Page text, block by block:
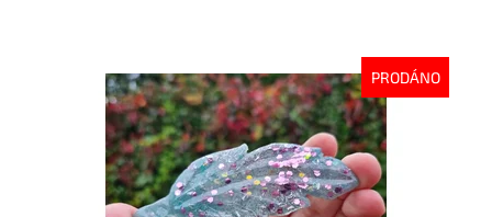
PRODÁNO
Dostupnost:
Vyprodáno
10388